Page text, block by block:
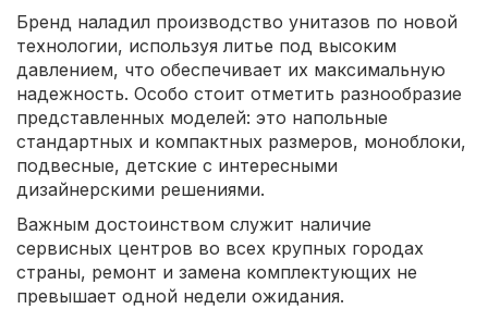
Бренд наладил производство унитазов по новой
технологии, используя литье под высоким
давлением, что обеспечивает их максимальную
надежность. Особо стоит отметить разнообразие
представленных моделей: это напольные
стандартных и компактных размеров, моноблоки,
подвесные, детские с интересными
дизайнерскими решениями.
Важным достоинством служит наличие
сервисных центров во всех крупных городах
страны, ремонт и замена комплектующих не
превышает одной недели ожидания.